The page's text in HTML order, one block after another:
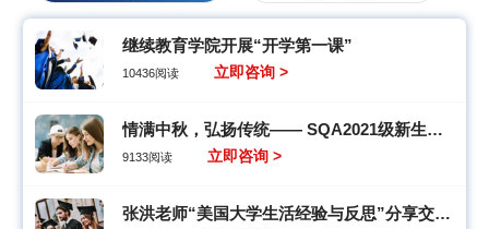
继续教育学院开展“开学第一课”
10436阅读 立即咨询 >
情满中秋，弘扬传统—— SQA2021级新生开展手工月饼制作活动
9133阅读 立即咨询 >
张洪老师“美国大学生活经验与反思”分享交流会